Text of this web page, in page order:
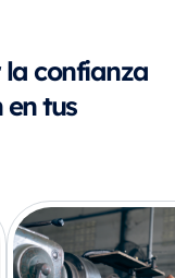
confianza
tus